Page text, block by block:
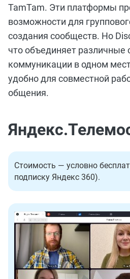
TamTam. Эти платформы
возможности для
создания сообществ. Но
что объединяет различные
коммуникации в одном
удобно для совместной
общения.
Стоимость — условно
подписку Яндекс 360).